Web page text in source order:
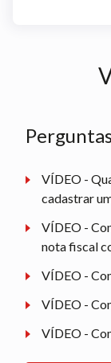
VÍDEO -
cadastrar
VÍDEO -
nota fiscal
VÍDEO -
VÍDEO -
VÍDEO -